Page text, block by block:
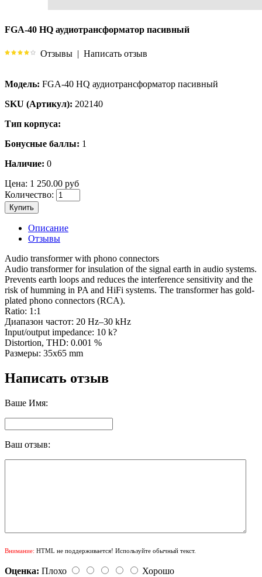
FGA-40 HQ аудиотрансформатор пасивный
Отзывы | Написать отзыв
Модель: FGA-40 HQ аудиотрансформатор пасивный
SKU (Артикул): 202140
Тип корпуса:
Бонусные баллы: 1
Наличие: 0
Цена: 1 250.00 руб
Количество:
Купить
Описание
Отзывы
Audio transformer with phono connectors
Audio transformer for insulation of the signal earth in audio systems.
Prevents earth loops and reduces the interference sensitivity and the
risk of humming in PA and HiFi systems. The transformer has gold-
plated phono connectors (RCA).
Ratio: 1:1
Диапазон частот: 20 Hz–30 kHz
Input/output impedance: 10 k?
Distortion, THD: 0.001 %
Размеры: 35х65 mm
Написать отзыв
Ваше Имя:
Ваш отзыв:
Внимание: HTML не поддерживается! Используйте обычный текст.
Оценка: Плохо
Хорошо